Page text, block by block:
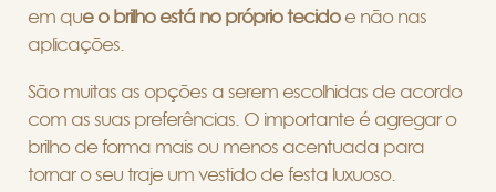
em que o brilho está no próprio tecido e não nas
aplicações.
São muitas as opções a serem escolhidas de acordo
com as suas preferências. O importante é agregar o
brilho de forma mais ou menos acentuada para
tornar o seu traje um vestido de festa luxuoso.